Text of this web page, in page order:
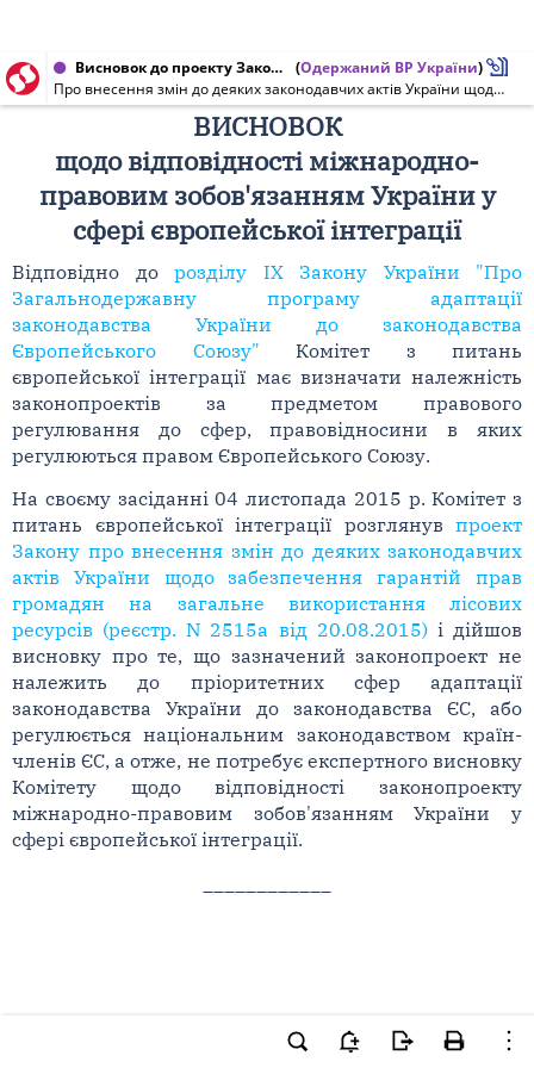
Висновок до проекту Закону України від 04.11.2015 № 2515а (Одержаний ВР України)
Про внесення змін до деяких законодавчих актів України щодо забезпечення гарантій прав громадян на загальне використання лісових ресурсів